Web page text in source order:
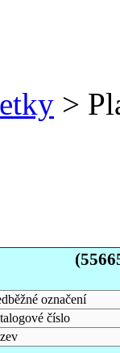
>
označení
číslo